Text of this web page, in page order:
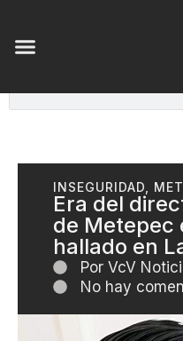
INSEGURIDAD
Era del
de Metepec
hallado en
Por VcV
No hay